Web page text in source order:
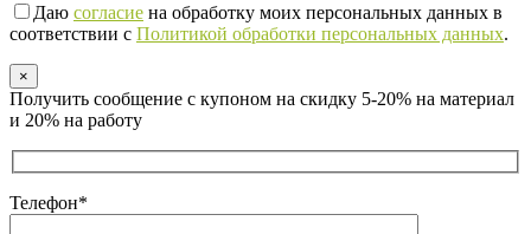
Даю согласие на обработку моих персональных данных в
соответствии с Политикой обработки персональных данных.
×
Получить сообщение с купоном на скидку 5-20% на материал
и 20% на работу
Телефон*